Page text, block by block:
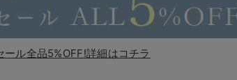
ル全品5%OFF!詳細はコチラ